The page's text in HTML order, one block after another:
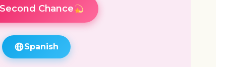
Second Chance
Spanish